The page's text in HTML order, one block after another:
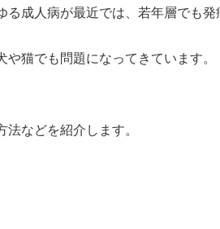
る成人病が最近では、若年層でも発
猫でも問題になってきています。
などを紹介します。